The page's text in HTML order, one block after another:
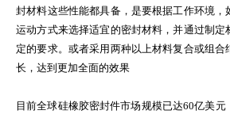
封材料这些性能都具备，是要根据工作环境，
运动方式来选择适宜的密封材料，并通过制定
定的要求。或者采用两种以上材料复合或组
长，达到更加全面的效果
目前全球硅橡胶密封件市场规模已达60亿美